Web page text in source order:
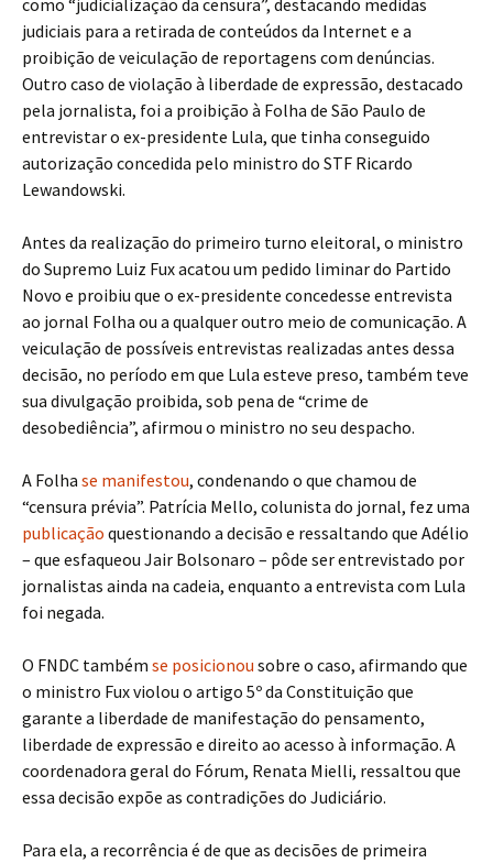
como “judicialização da censura”, destacando medidas
judiciais para a retirada de conteúdos da Internet e a
proibição de veiculação de reportagens com denúncias.
Outro caso de violação à liberdade de expressão, destacado
pela jornalista, foi a proibição à Folha de São Paulo de
entrevistar o ex-presidente Lula, que tinha conseguido
autorização concedida pelo ministro do STF Ricardo
Lewandowski.
Antes da realização do primeiro turno eleitoral, o ministro
do Supremo Luiz Fux acatou um pedido liminar do Partido
Novo e proibiu que o ex-presidente concedesse entrevista
ao jornal Folha ou a qualquer outro meio de comunicação. A
veiculação de possíveis entrevistas realizadas antes dessa
decisão, no período em que Lula esteve preso, também teve
sua divulgação proibida, sob pena de “crime de
desobediência”, afirmou o ministro no seu despacho.
A Folha se manifestou, condenando o que chamou de
“censura prévia”. Patrícia Mello, colunista do jornal, fez uma
publicação questionando a decisão e ressaltando que Adélio
– que esfaqueou Jair Bolsonaro – pôde ser entrevistado por
jornalistas ainda na cadeia, enquanto a entrevista com Lula
foi negada.
O FNDC também se posicionou sobre o caso, afirmando que
o ministro Fux violou o artigo 5º da Constituição que
garante a liberdade de manifestação do pensamento,
liberdade de expressão e direito ao acesso à informação. A
coordenadora geral do Fórum, Renata Mielli, ressaltou que
essa decisão expõe as contradições do Judiciário.
Para ela, a recorrência é de que as decisões de primeira